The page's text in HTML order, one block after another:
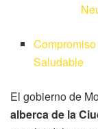
Saludable
El gobierno de
alberca de la